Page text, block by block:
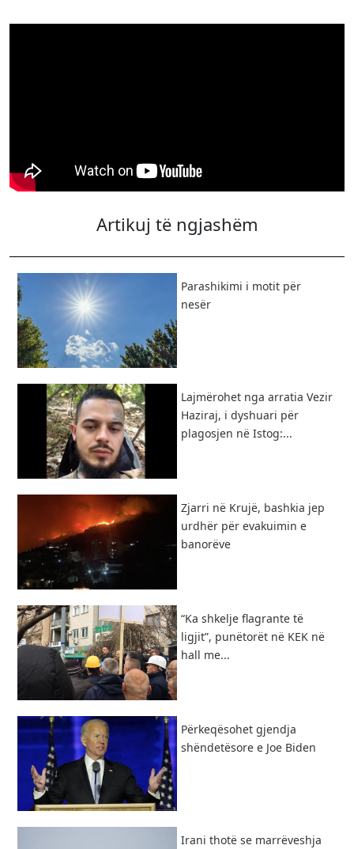
Artikuj të ngjashëm
Parashikimi i motit për
nesër
Lajmërohet nga arratia Vezir
Haziraj, i dyshuari për
plagosjen në Istog:...
Zjarri në Krujë, bashkia jep
urdhër për evakuimin e
banorëve
“Ka shkelje flagrante të
ligjit”, punëtorët në KEK në
hall me...
Përkeqësohet gjendja
shëndetësore e Joe Biden
Irani thotë se marrëveshja